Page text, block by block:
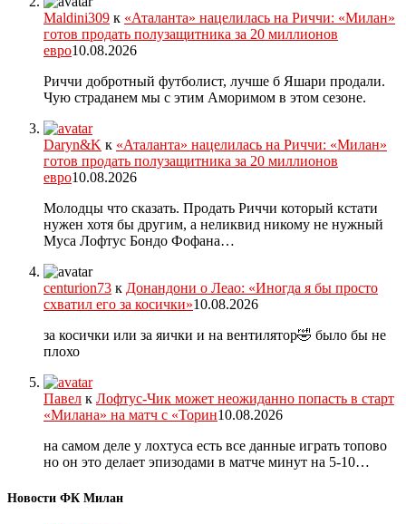
Maldini309 к «Аталанта» нацелилась на Риччи: «Милан»
готов продать полузащитника за 20 миллионов
евро10.08.2026
Риччи добротный футболист, лучше б Яшари продали.
Чую страданем мы с этим Аморимом в этом сезоне.
Daryn&K к «Аталанта» нацелилась на Риччи: «Милан»
готов продать полузащитника за 20 миллионов
евро10.08.2026
Молодцы что сказать. Продать Риччи который кстати
нужен хотя бы другим, а неликвид никому не нужный
Муса Лофтус Бондо Фофана…
centurion73 к Донандони о Леао: «Иногда я бы просто
схватил его за косички»10.08.2026
за косички или за яички и на вентилятор🤣 было бы не
плохо
Павел к Лофтус-Чик может неожиданно попасть в старт
«Милана» на матч с «Торин10.08.2026
на самом деле у лохтуса есть все данные играть топово
но он это делает эпизодами в матче минут на 5-10…
Новости ФК Милан